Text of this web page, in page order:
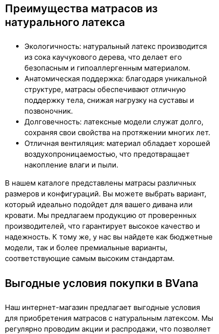
Преимущества матрасов из
натурального латекса
Экологичность: натуральный латекс производится
из сока каучукового дерева, что делает его
безопасным и гипоаллергенным материалом.
Анатомическая поддержка: благодаря уникальной
структуре, матрасы обеспечивают отличную
поддержку тела, снижая нагрузку на суставы и
позвоночник.
Долговечность: латексные модели служат долго,
сохраняя свои свойства на протяжении многих лет.
Отличная вентиляция: материал обладает хорошей
воздухопроницаемостью, что предотвращает
накопление влаги и пыли.
В нашем каталоге представлены матрасы различных
размеров и конфигураций. Вы можете выбрать вариант,
который идеально подойдет для вашего дивана или
кровати. Мы предлагаем продукцию от проверенных
производителей, что гарантирует высокое качество и
надежность. К тому же, у нас вы найдете как бюджетные
модели, так и более премиальные варианты,
соответствующие самым высоким стандартам.
Выгодные условия покупки в BVana
Наш интернет-магазин предлагает выгодные условия
для приобретения матрасов с натуральным латексом. Мы
регулярно проводим акции и распродажи, что позволяет